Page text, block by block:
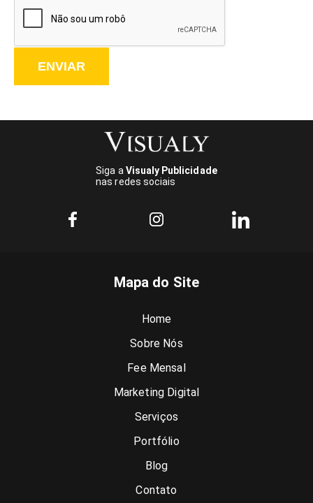
ENVIAR
Siga a Visualy Publicidade
nas redes sociais
Mapa do Site
Home
Sobre Nós
Fee Mensal
Marketing Digital
Serviços
Portfólio
Blog
Contato